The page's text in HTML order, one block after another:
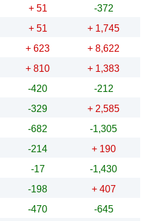
+ 51 -372
+ 51 + 1,745
+ 623 + 8,622
+ 810 + 1,383
-420 -212
-329 + 2,585
-682 -1,305
-214 + 190
-17 -1,430
-198 + 407
-470 -645